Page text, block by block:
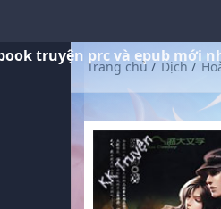
truyện prc và epub mới
Trang chủ/ Dịch /